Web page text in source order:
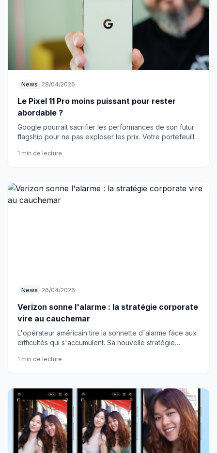
News 28/04/2026
Le Pixel 11 Pro moins puissant pour rester
abordable ?
Google pourrait sacrifier les performances de son futur
flagship pour ne pas exploser les prix. Votre portefeuille
1 min de lecture
News 26/04/2026
Verizon sonne l'alarme : la stratégie corporate
vire au cauchemar
L'opérateur américain tire la sonnette d'alarme face aux
difficultés qui s'accumulent. Sa nouvelle stratégie
1 min de lecture